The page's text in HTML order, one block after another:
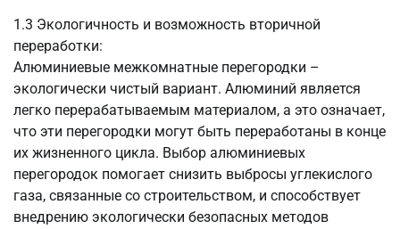
1.3 Экологичность и возможность вторичной
переработки:
Алюминиевые межкомнатные перегородки –
экологически чистый вариант. Алюминий является
легко перерабатываемым материалом, а это означает,
что эти перегородки могут быть переработаны в конце
их жизненного цикла. Выбор алюминиевых
перегородок помогает снизить выбросы углекислого
газа, связанные со строительством, и способствует
внедрению экологически безопасных методов